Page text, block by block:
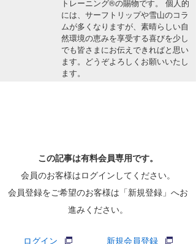
トレーニング®の賜物です。 個人的
には、サーフトリップや雪山のコラ
ムが多くなりますが、素晴らしい自
然環境の恵みを享受する喜びを少し
でも皆さまにお伝えできればと思い
ます。どうぞよろしくお願いいたし
ます。
この記事は有料会員専用です。
会員のお客様はログインしてください。
会員登録をご希望のお客様は「新規登録」へお
進みください。
ログイン 新規会員登録
ライター/寄稿メディア
Core Surf Japan
Yasunari Inoue
Yoshiyuki Obata
arukasvision
Colors MAGAZINE
WAVAL
福島寿実子
中浦“JET”章
嵯峨明日香
波伝説スタッフ
☆加藤
+☆maki☆+
波伝説